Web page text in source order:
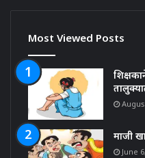
Most Viewed Posts
माजी
June